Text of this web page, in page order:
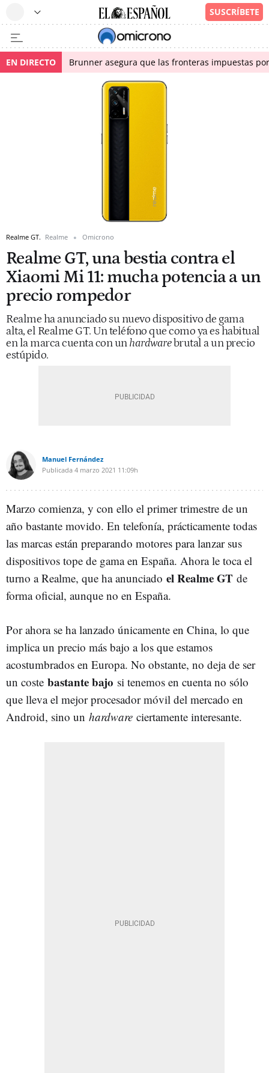
EN DIRECTO Brunner asegura que las fronteras impuestas
Realme GT. Realme Omicrono
Realme GT, una bestia contra el
Xiaomi Mi 11: mucha potencia a un
precio rompedor
Realme ha anunciado su nuevo dispositivo de gama
alta, el Realme GT. Un teléfono que como ya es habitual
en la marca cuenta con unhardwarebrutal a un precio
estúpido.
Manuel Fernández
Publicada 4 marzo 2021 11:09h
Marzo comienza, y con ello el primer trimestre de un
año bastante movido. En telefonía, prácticamente todas
las marcas están preparando motores para lanzar sus
dispositivos tope de gama en España. Ahora le toca el
turno a Realme, que ha anunciado el Realme GT de
forma oficial, aunque no en España.
Por ahora se ha lanzado únicamente en China, lo que
implica un precio más bajo a los que estamos
acostumbrados en Europa. No obstante, no deja de ser
un coste bastante bajo si tenemos en cuenta no sólo
que lleva el mejor procesador móvil del mercado en
Android, sino un hardware ciertamente interesante.